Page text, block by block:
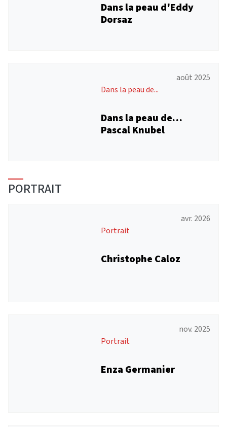
Dans la peau d'Eddy
Dorsaz
août 2025
Dans la peau de...
Dans la peau de…
Pascal Knubel
PORTRAIT
avr. 2026
Portrait
Christophe Caloz
nov. 2025
Portrait
Enza Germanier